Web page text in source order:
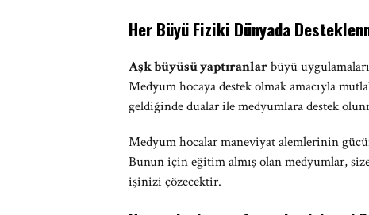
Her Büyü Fiziki Dünyada
Aşk büyüsü yaptıranlarbüyü
Medyum hocaya destek olmak amacıyla
geldiğinde dualar ile medyumlara destek
Medyum hocalar maneviyat alemlerinin
Bunun için eğitim almış olan medyumlar,
işinizi çözecektir.